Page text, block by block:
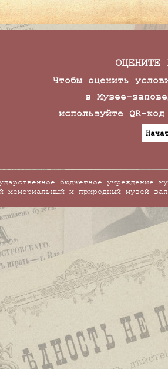
ОЦЕНИТЕ
Чтобы оценить
в Музее-
используйте QR-
бюджетное учреждение
мемориальный и природный музей-